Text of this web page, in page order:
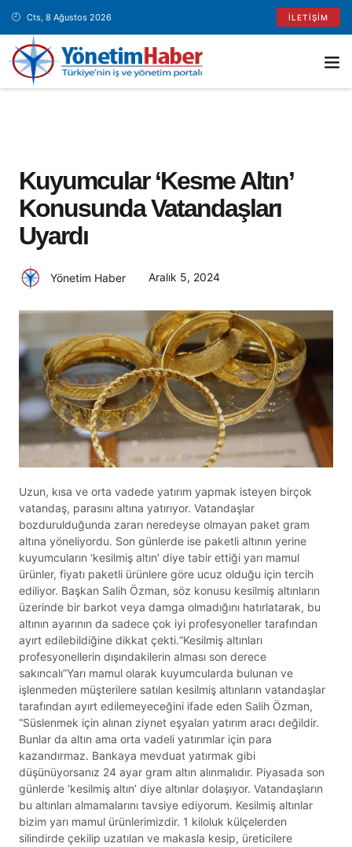
Cts, 8 Ağustos 2026 İLETIŞIM
Kuyumcular ‘kesme Altın’
Konusunda Vatandaşları
Uyardı
Yönetim Haber Aralık 5, 2024
Uzun, kısa ve orta vadede yatırım yapmak isteyen birçok
vatandaş, parasını altına yatırıyor. Vatandaşlar
bozdurulduğunda zararı neredeyse olmayan paket gram
altına yöneliyordu. Son günlerde ise paketli altının yerine
kuyumcuların ‘kesilmiş altın’ diye tabir ettiği yarı mamul
ürünler, fiyatı paketli ürünlere göre ucuz olduğu için tercih
ediliyor. Başkan Salih Özman, söz konusu kesilmiş altınların
üzerinde bir barkot veya damga olmadığını hatırlatarak, bu
altının ayarının da sadece çok iyi profesyoneller tarafından
ayırt edilebildiğine dikkat çekti.“Kesilmiş altınları
profesyonellerin dışındakilerin alması son derece
sakıncalı”Yarı mamul olarak kuyumcularda bulunan ve
işlenmeden müşterilere satılan kesilmiş altınların vatandaşlar
tarafından ayırt edilemeyeceğini ifade eden Salih Özman,
“Süslenmek için alınan ziynet eşyaları yatırım aracı değildir.
Bunlar da altın ama orta vadeli yatırımlar için para
kazandırmaz. Bankaya mevduat yatırmak gibi
düşünüyorsanız 24 ayar gram altın alınmalıdır. Piyasada son
günlerde ‘kesilmiş altın’ diye altınlar dolaşıyor. Vatandaşların
bu altınları almamalarını tavsiye ediyorum. Kesilmiş altınlar
bizim yarı mamul ürünlerimizdir. 1 kiloluk külçelerden
silindirde çekilip uzatılan ve makasla kesip, üreticilere